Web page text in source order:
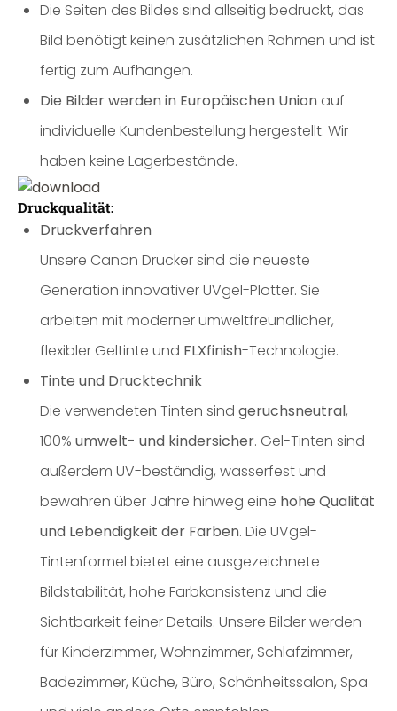
Die Seiten des Bildes sind allseitig bedruckt, das
Bild benötigt keinen zusätzlichen Rahmen und ist
fertig zum Aufhängen.
Die Bilder werden in Europäischen Union auf
individuelle Kundenbestellung hergestellt. Wir
haben keine Lagerbestände.
Druckqualität:
Druckverfahren
Unsere Canon Drucker sind die neueste
Generation innovativer UVgel-Plotter. Sie
arbeiten mit moderner umweltfreundlicher,
flexibler Geltinte und FLXfinish-Technologie.
Tinte und Drucktechnik
Die verwendeten Tinten sind geruchsneutral,
100% umwelt- und kindersicher. Gel-Tinten sind
außerdem UV-beständig, wasserfest und
bewahren über Jahre hinweg eine hohe Qualität
und Lebendigkeit der Farben. Die UVgel-
Tintenformel bietet eine ausgezeichnete
Bildstabilität, hohe Farbkonsistenz und die
Sichtbarkeit feiner Details. Unsere Bilder werden
für Kinderzimmer, Wohnzimmer, Schlafzimmer,
Badezimmer, Küche, Büro, Schönheitssalon, Spa